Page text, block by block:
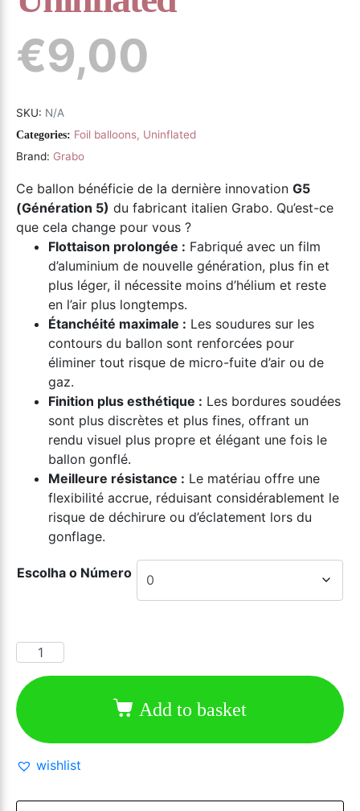
€9,00
SKU: N/A
Categories: Foil balloons, Uninflated
Brand: Grabo
Ce ballon bénéficie de la dernière innovation G5
(Génération 5) du fabricant italien Grabo. Qu’est-ce
que cela change pour vous ?
Flottaison prolongée : Fabriqué avec un film
d’aluminium de nouvelle génération, plus fin et
plus léger, il nécessite moins d’hélium et reste
en l’air plus longtemps.
Étanchéité maximale : Les soudures sur les
contours du ballon sont renforcées pour
éliminer tout risque de micro-fuite d’air ou de
gaz.
Finition plus esthétique : Les bordures soudées
sont plus discrètes et plus fines, offrant un
rendu visuel plus propre et élégant une fois le
ballon gonflé.
Meilleure résistance : Le matériau offre une
flexibilité accrue, réduisant considérablement le
risque de déchirure ou d’éclatement lors du
gonflage.
Escolha o Número
Add to basket
wishlist